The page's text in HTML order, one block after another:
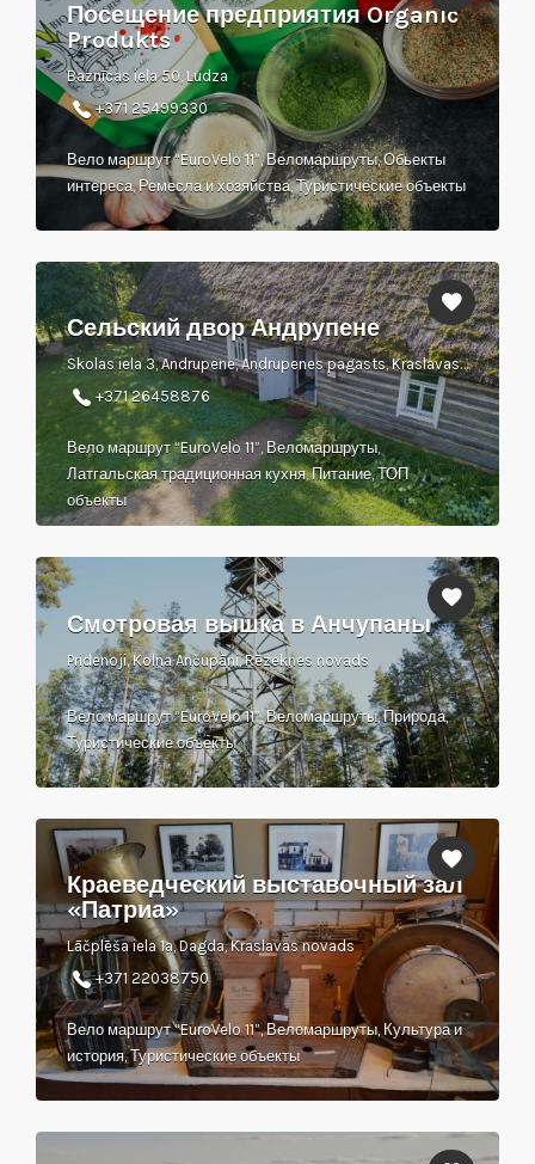
Посещение предприятия Organic
Produkts
Baznīcas iela 50, Ludza
+371 25499330
Вело маршрут “EuroVelo 11”, Веломаршруты, Обьекты
интереса, Ремесла и хозяйства, Туристические объекты
Сельский двор Андрупене
Skolas iela 3, Andrupene, Andrupenes pagasts, Kraslavas novads
+371 26458876
Вело маршрут “EuroVelo 11”, Веломаршруты,
Латгальская традиционная кухня, Питание, ТОП
объекты
Смотровая вышка в Анчупаны
Pridenoji, Kolna Ančupāni, Rēzeknes novads
Вело маршрут “EuroVelo 11”, Веломаршруты, Природа,
Туристические объекты
Краеведческий выставочный зал
«Патриа»
Lāčplēša iela 1a, Dagda, Kraslavas novads
+371 22038750
Вело маршрут “EuroVelo 11”, Веломаршруты, Культура и
история, Туристические объекты